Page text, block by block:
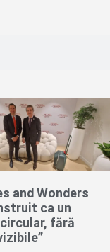
and Wonders
ca un
fără